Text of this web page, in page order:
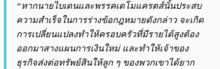
“หากนายไบเดนและพรรคเดโมแครตส์นั้นประสบ
ความสำเร็จในการร่างข้อกฎหมายดังกล่าว จะเกิด
การเปลี่ยนแปลงทำให้ครอบครัวที่มีรายได้สูงต้อง
ออกมาสางแผนการเงินใหม่ และทำให้เจ้าของ
ธุรกิจส่งต่อทรัพย์สินให้ลูก ๆ ของพวกเขาได้ยาก